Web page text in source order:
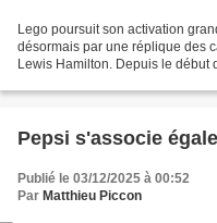
Lego poursuit son activation
désormais par une réplique des
Lewis Hamilton. Depuis le début
Pepsi s'associe
Publié le 03/12/2025 à 00:52
Par Matthieu Piccon